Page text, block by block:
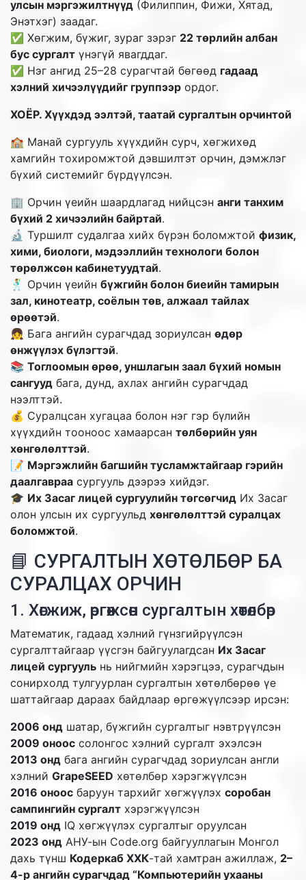
улсын мэргэжилтнүүд (Филиппин, Фижи, Хятад,
Энэтхэг) заадаг.
✅ Хөгжим, бүжиг, зураг зэрэг 22 төрлийн албан
бус сургалт үнэгүй явагддаг.
✅ Нэг ангид 25–28 сурагчтай бөгөөд гадаад
хэлний хичээлүүдийг группээр ордог.
ХОЁР. Хүүхдэд ээлтэй, таатай сургалтын орчинтой
🏫 Манай сургууль хүүхдийн сурч, хөгжихөд
хамгийн тохиромжтой дэвшилтэт орчин, дэмжлэг
бүхий системийг бүрдүүлсэн.
🏢 Орчин үеийн шаардлагад нийцсэн анги танхим
бүхий 2 хичээлийн байртай.
🔬 Туршилт судалгаа хийх бүрэн боломжтой физик,
хими, биологи, мэдээллийн технологи болон
төрөлжсөн кабинетуудтай.
🕺 Орчин үеийн бүжгийн болон биеийн тамирын
зал, кинотеатр, соёлын төв, алжаал тайлах
өрөөтэй.
👧 Бага ангийн сурагчдад зориулсан өдөр
өнжүүлэх бүлэгтэй.
📚 Тоглоомын өрөө, уншлагын заал бүхий номын
сангууд бага, дунд, ахлах ангийн сурагчдад
нээлттэй.
💰 Суралцсан хугацаа болон нэг гэр бүлийн
хүүхдийн тооноос хамаарсан төлбөрийн уян
хөнгөлөлттэй.
📝 Мэргэжлийн багшийн тусламжтайгаар гэрийн
даалгавраа сургууль дээрээ хийдэг.
🎓 Их Засаг лицей сургуулийн төгсөгчид Их Засаг
олон улсын их сургуульд хөнгөлөлттэй суралцах
боломжтой.
📘 СУРГАЛТЫН ХӨТӨЛБӨР БА
СУРАЛЦАХ ОРЧИН
1. Хөгжиж, өргөжсөн сургалтын хөтөлбөр
Математик, гадаад хэлний гүнзгийрүүлсэн
сургалттайгаар үүсгэн байгуулагдсан Их Засаг
лицей сургууль нь нийгмийн хэрэгцээ, сурагчдын
сонирхолд тулгуурлан сургалтын хөтөлбөрөө үе
шаттайгаар дараах байдлаар өргөжүүлсээр ирсэн:
2006 онд шатар, бүжгийн сургалтыг нэвтрүүлсэн
2009 оноос солонгос хэлний сургалт эхэлсэн
2013 онд бага ангийн сурагчдад зориулсан англи
хэлний GrapeSEED хөтөлбөр хэрэгжүүлсэн
2016 оноос баруун тархийг хөгжүүлэх соробан
сампингийн сургалт хэрэгжүүлсэн
2019 онд IQ хөгжүүлэх сургалтыг оруулсан
2023 онд АНУ-ын Code.org байгууллагын Монгол
дахь түнш Кодеркаб ХХК-тай хамтран ажиллаж, 2–
4-р ангийн сурагчдад “Компьютерийн ухааны